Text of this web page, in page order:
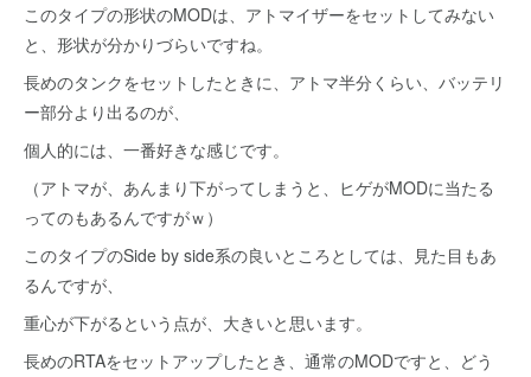
このタイプの形状のMODは、アトマイザーをセットしてみない
と、形状が分かりづらいですね。
長めのタンクをセットしたときに、アトマ半分くらい、バッテリ
ー部分より出るのが、
個人的には、一番好きな感じです。
（アトマが、あんまり下がってしまうと、ヒゲがMODに当たる
ってのもあるんですがｗ）
このタイプのSide by side系の良いところとしては、見た目もあ
るんですが、
重心が下がるという点が、大きいと思います。
長めのRTAをセットアップしたとき、通常のMODですと、どう